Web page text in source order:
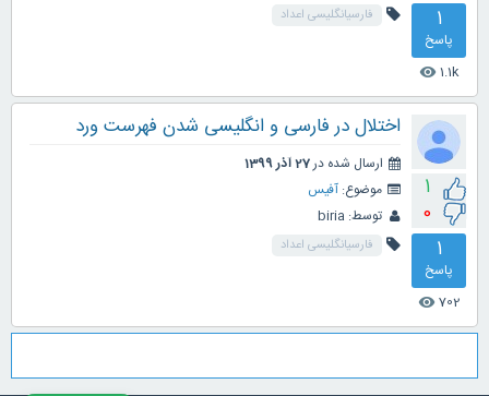
1
پاسخ
1.1k
visibility
فارسیانگلیسی اعداد
1
0
1
پاسخ
702
visibility
اختلال در فارسی و انگلیسی شدن فهرست ورد
ارسال شده در27 آذر 1399
موضوع: آفیس
توسط: biria
فارسیانگلیسی اعداد